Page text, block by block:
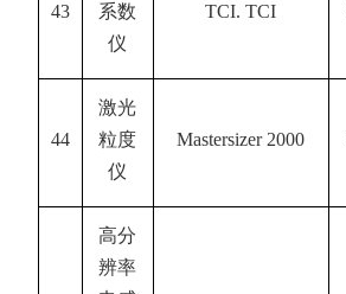
43
系数
仪
TCI. TCI
44
激光
粒度
仪
Mastersizer 2000
高分
辨率